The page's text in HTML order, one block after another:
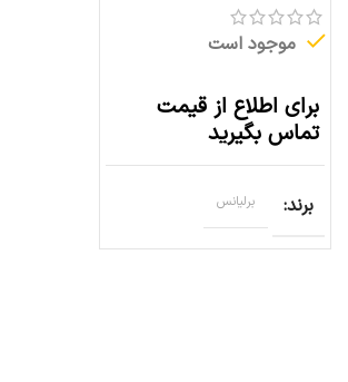
موجود است
برای اطلاع از قیمت
تماس بگیرید
برند برلیانس